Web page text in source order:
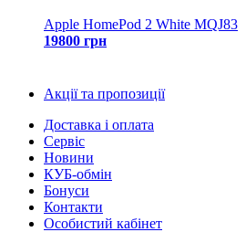
Apple HomePod 2 White MQJ83
19800 грн
Акції та пропозиції
Доставка і оплата
Сервіс
Новини
КУБ-обмін
Бонуси
Контакти
Особистий кабінет